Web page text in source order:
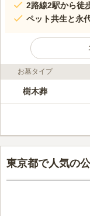
2路線2駅から徒
ペット共生と永
ライフドット編集部のコ
約400年の歴
かからず、
いただけませ
口コミ評価
みんなの評価
東京タワーが
プリンスホテル、芝公
お墓タイプ
樹木葬
東京都で人気の